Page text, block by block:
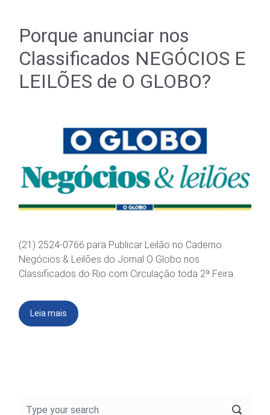
Porque anunciar nos
Classificados NEGÓCIOS E
LEILÕES de O GLOBO?
(21) 2524-0766 para Publicar Leilão no Caderno
Negócios & Leilões do Jornal O Globo nos
Classificados do Rio com Circulação toda 2ª Feira.
Leia mais